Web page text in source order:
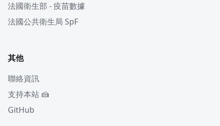
法國衛生部 - 疫苗數據
法國公共衛生局 SpF
其他
聯絡資訊
支持本站 🍰
GitHub